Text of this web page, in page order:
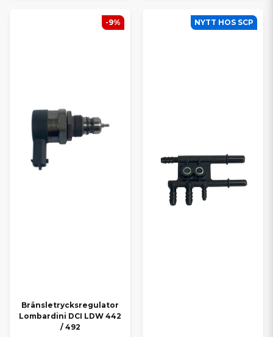
Bränsletrycksregulator
Lombardini DCI LDW 442
/ 492
-9% NYTT HOS SCP